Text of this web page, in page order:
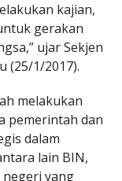
kajian,
gerakan
ujar Sekjen
(25/1/2017).
melakukan
pemerintah dan
dalam
lain BIN,
negeri yang